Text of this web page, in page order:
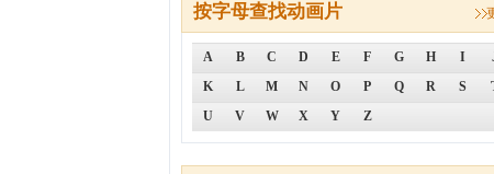
按字母查找动画片
A B C D E F G H I
K
L M N O P Q R S
U
V W X Y Z